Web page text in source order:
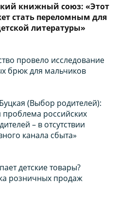
книжный союз: «Этот
стать переломным для
литературы»
провело исследование
брюк для мальчиков
(Выбор родителей):
проблема российских
– в отсутствии
канала сбыта»
детские товары?
розничных продаж